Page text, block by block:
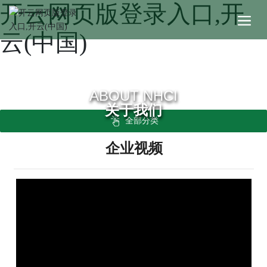
开云网页版登录入口,开
云(中国)
ABOUT NHCI
关于我们
全部分类
企业视频